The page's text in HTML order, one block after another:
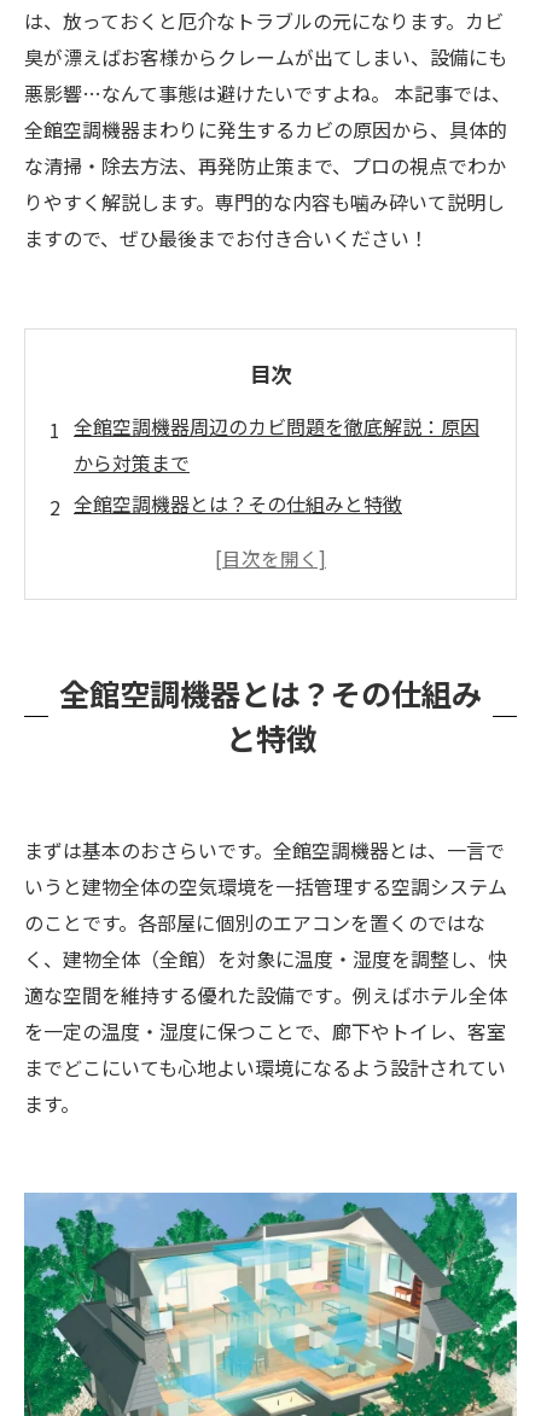
は、放っておくと厄介なトラブルの元になります。カビ
臭が漂えばお客様からクレームが出てしまい、設備にも
悪影響…なんて事態は避けたいですよね。​ 本記事では、
全館空調機器まわりに発生するカビの原因から、具体的
な清掃・除去方法、再発防止策まで、プロの視点でわか
りやすく解説します。専門的な内容も噛み砕いて説明し
ますので、ぜひ最後までお付き合いください！
目次
全館空調機器周辺のカビ問題を徹底解説：原因
から対策まで
全館空調機器とは？その仕組みと特徴
なぜ全館空調機器周辺でカビが発生しやすいの
方法
専門業者に依頼すべきタイミングとメリット
まとめ
全館空調機器とは？その仕組み
と特徴
まずは基本のおさらいです。全館空調機器とは、一言で
いうと建物全体の空気環境を一括管理する空調システム
のことです。各部屋に個別のエアコンを置くのではな
く、建物全体（全館）を対象に温度・湿度を調整し、快
適な空間を維持する優れた設備です​。例えばホテル全体
を一定の温度・湿度に保つことで、廊下やトイレ、客室
までどこにいても心地よい環境になるよう設計されてい
ます。